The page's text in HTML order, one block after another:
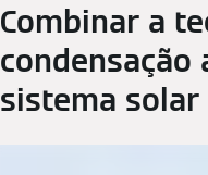
Combinar a
condensação
sistema